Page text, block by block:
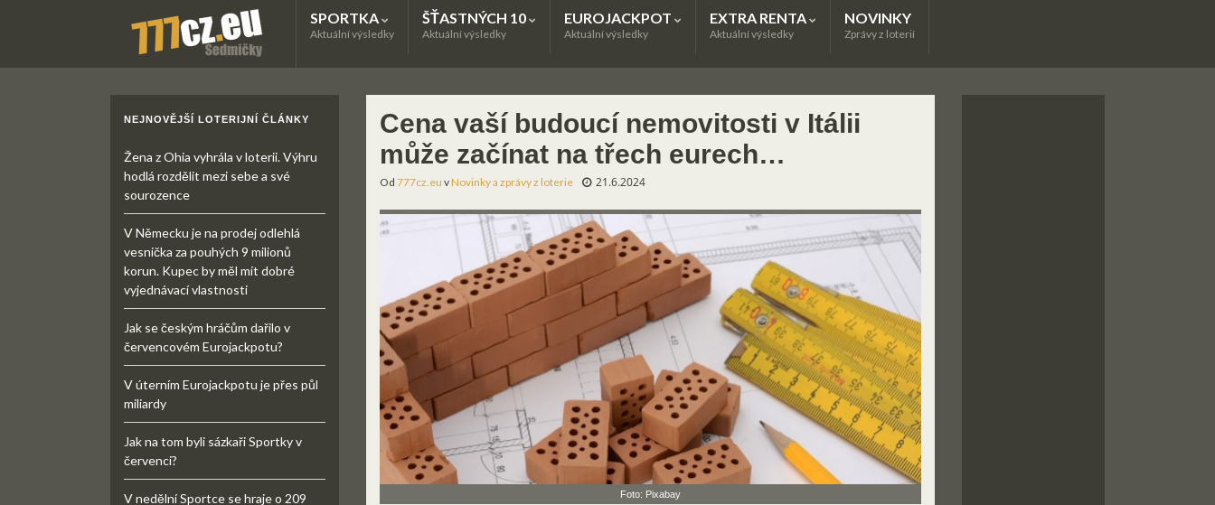
SPORTKA
Aktuální výsledky
ŠŤASTNÝCH 10
Aktuální výsledky
EUROJACKPOT
Aktuální výsledky
EXTRA RENTA
Aktuální výsledky
NOVINKY
Zprávy z loterií
Cena vaší budoucí nemovitosti v Itálii
může začínat na třech eurech…
Od 777cz.eu vNovinky a zprávy z loterie 21.6.2024
Foto: Pixabay
NEJNOVĚJŠÍ LOTERIJNÍ ČLÁNKY
Žena z Ohia vyhrála v loterii. Výhru
hodlá rozdělit mezi sebe a své
sourozence
V Německu je na prodej odlehlá
vesnička za pouhých 9 milionů
korun. Kupec by měl mít dobré
vyjednávací vlastnosti
Jak se českým hráčům dařilo v
červencovém Eurojackpotu?
V úterním Eurojackpotu je přes půl
miliardy
Jak na tom byli sázkaři Sportky v
červenci?
V nedělní Sportce se hraje o 209